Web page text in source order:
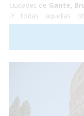
ciudades de Gante,
¡Y todas aquellas
Proponemos pasar
comunicación con el